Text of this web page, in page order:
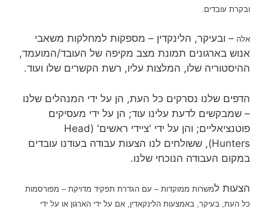
ובקרת עובדים.
אלה – ובעיקר, הלינקדין – מספקות למחלקות משאבי
אנוש בארגונים תמונת מצב מקיפה של העובד/המועמד,
ההיסטוריה שלו, המלצות עליו, רשת הקשרים שלו ועוד.
הדפים שלנו נסרקים כל העת, הן על ידי המנהלים שלנו
– שמבקשים לדעת עלינו עוד; הן על ידי מעסיקים
פוטנציאליים; והן על ידי 'ציידי ראשים' (Head
Hunters), ששולחים לנו הצעות עבודה בעודנו עובדים
במקום העבודה הנוכחי שלנו.
הצעות למשרות ממוקדות – עם הגדרת תפקיד מדויקת – מפורסמות
כל העת, בעיקר, באמצעות הלינקאדין, אם על ידי הארגון או על ידי